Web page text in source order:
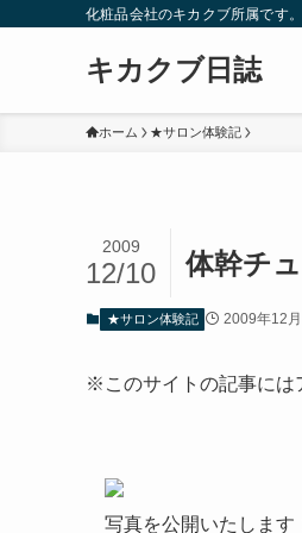
化粧品会社のキカクブ所属です
キカクブ日誌
ホーム ★サロン体験記
体幹チ
2009
12/10
★サロン体験記 2009年12
※このサイトの記事には
写真を公開いたします